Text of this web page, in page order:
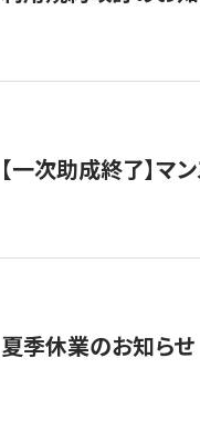
【一次助成終了】
夏季休業のお知らせ